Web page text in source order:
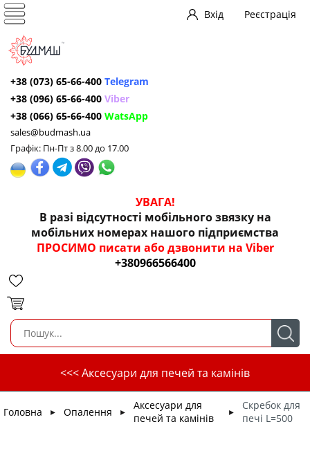
Вхід Реєстрація
+38 (073) 65-66-400 Telegram
+38 (096) 65-66-400 Viber
+38 (066) 65-66-400 WatsApp
sales@budmash.ua
Графік: Пн-Пт з 8.00 до 17.00
УВАГА!
В разі відсутності мобільного звязку на
мобільних номерах нашого підприємства
ПРОСИМО писати або дзвонити на Viber
+380966566400
<<< Аксесуари для печей та камінів
Головна ► Опалення ►
Аксесуари для
печей та камінів
►
Скребок для
печі L=500